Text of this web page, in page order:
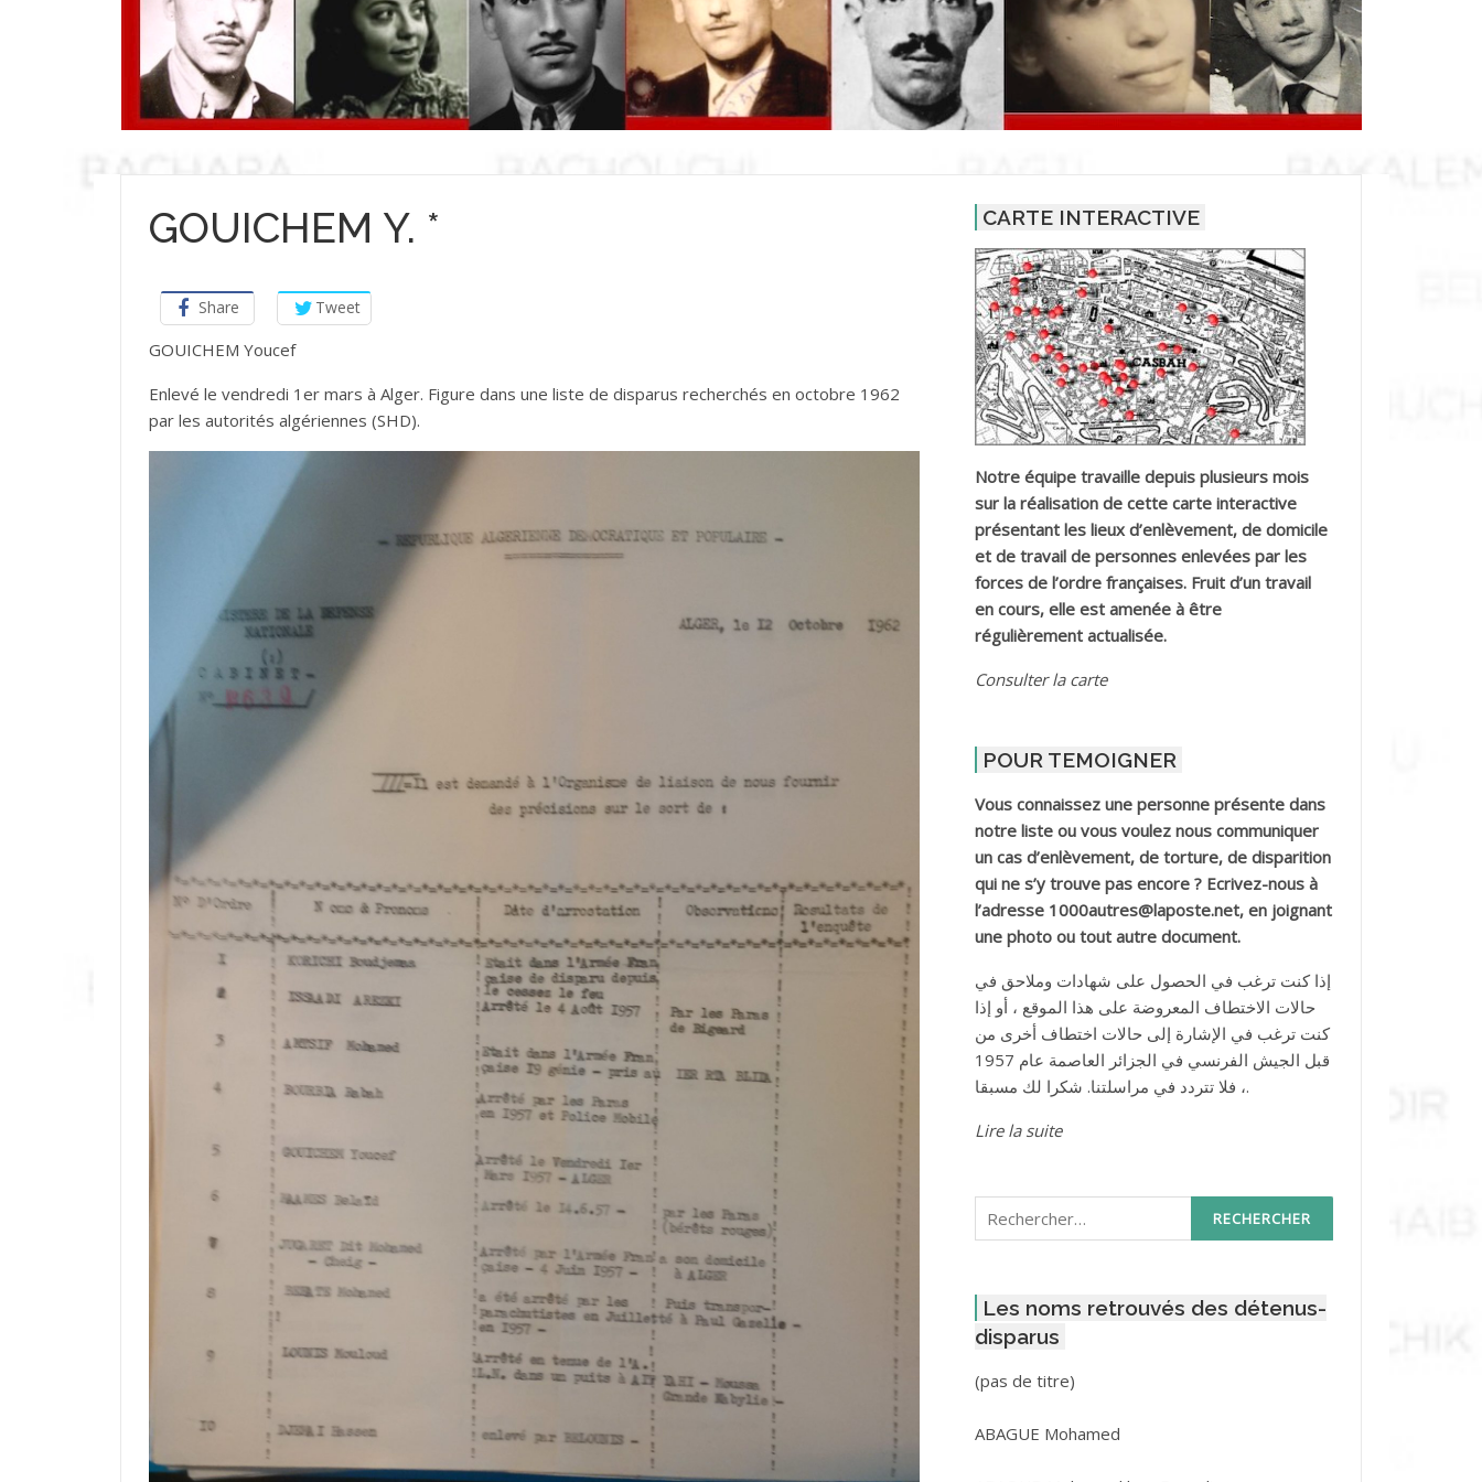
GOUICHEM Y. *
Share Tweet
GOUICHEM Youcef
Enlevé le vendredi 1er mars à Alger. Figure dans une liste de disparus recherchés en octobre 1962
par les autorités algériennes (SHD).
CARTE INTERACTIVE
Notre équipe travaille depuis plusieurs mois
sur la réalisation de cette carte interactive
présentant les lieux d’enlèvement, de domicile
et de travail de personnes enlevées par les
forces de l’ordre françaises. Fruit d’un travail
en cours, elle est amenée à être
régulièrement actualisée.
Consulter la carte
POUR TEMOIGNER
Vous connaissez une personne présente dans
notre liste ou vous voulez nous communiquer
un cas d’enlèvement, de torture, de disparition
qui ne s’y trouve pas encore ? Ecrivez-nous à
l’adresse 1000autres@laposte.net, en joignant
une photo ou tout autre document.
إذا كنت ترغب في الحصول على شهادات وملاحق في
حالات الاختطاف المعروضة على هذا الموقع ، أو إذا
كنت ترغب في الإشارة إلى حالات اختطاف أخرى من
قبل الجيش الفرنسي في الجزائر العاصمة عام 1957
، فلا تتردد في مراسلتنا. شكرا لك مسبقا.
Lire la suite
Rechercher :
Les noms retrouvés des détenus-
disparus
(pas de titre)Post
3416
ABAGUE Mohamed